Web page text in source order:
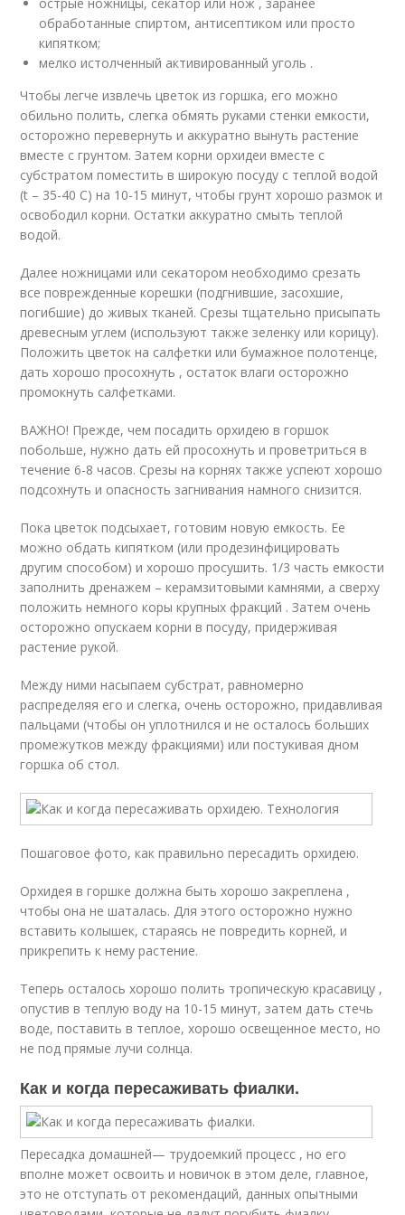
обработанные спиртом, антисептиком или просто
кипятком;
мелко истолченный активированный уголь .
Чтобы легче извлечь цветок из горшка, его можно
обильно полить, слегка обмять руками стенки емкости,
осторожно перевернуть и аккуратно вынуть растение
вместе с грунтом. Затем корни орхидеи вместе с
субстратом поместить в широкую посуду с теплой водой
(t – 35-40 С) на 10-15 минут, чтобы грунт хорошо размок и
освободил корни. Остатки аккуратно смыть теплой
водой.
Далее ножницами или секатором необходимо срезать
все поврежденные корешки (подгнившие, засохшие,
погибшие) до живых тканей. Срезы тщательно присыпать
древесным углем (используют также зеленку или корицу).
Положить цветок на салфетки или бумажное полотенце,
дать хорошо просохнуть , остаток влаги осторожно
промокнуть салфетками.
ВАЖНО! Прежде, чем посадить орхидею в горшок
побольше, нужно дать ей просохнуть и проветриться в
течение 6-8 часов. Срезы на корнях также успеют хорошо
подсохнуть и опасность загнивания намного снизится.
Пока цветок подсыхает, готовим новую емкость. Ее
можно обдать кипятком (или продезинфицировать
другим способом) и хорошо просушить. 1/3 часть емкости
заполнить дренажем – керамзитовыми камнями, а сверху
положить немного коры крупных фракций . Затем очень
осторожно опускаем корни в посуду, придерживая
растение рукой.
Между ними насыпаем субстрат, равномерно
распределяя его и слегка, очень осторожно, придавливая
пальцами (чтобы он уплотнился и не осталось больших
промежутков между фракциями) или постукивая дном
горшка об стол.
Пошаговое фото, как правильно пересадить орхидею.
Орхидея в горшке должна быть хорошо закреплена ,
чтобы она не шаталась. Для этого осторожно нужно
вставить колышек, стараясь не повредить корней, и
прикрепить к нему растение.
Теперь осталось хорошо полить тропическую красавицу ,
опустив в теплую воду на 10-15 минут, затем дать стечь
воде, поставить в теплое, хорошо освещенное место, но
не под прямые лучи солнца.
Как и когда пересаживать фиалки.
Пересадка домашней— трудоемкий процесс , но его
вполне может освоить и новичок в этом деле, главное,
это не отступать от рекомендаций, данных опытными